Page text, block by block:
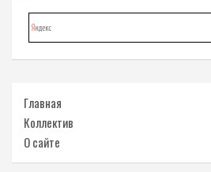
Главная
Коллектив
О сайте